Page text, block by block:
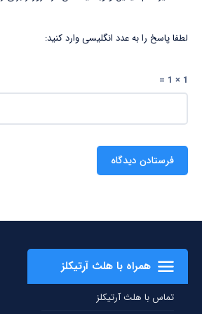
لطفا پاسخ را به عدد انگلیسی وارد کنید:
1 × 1 =
همراه با هلث آرتیکلز
تماس با هلث آرتیکلز